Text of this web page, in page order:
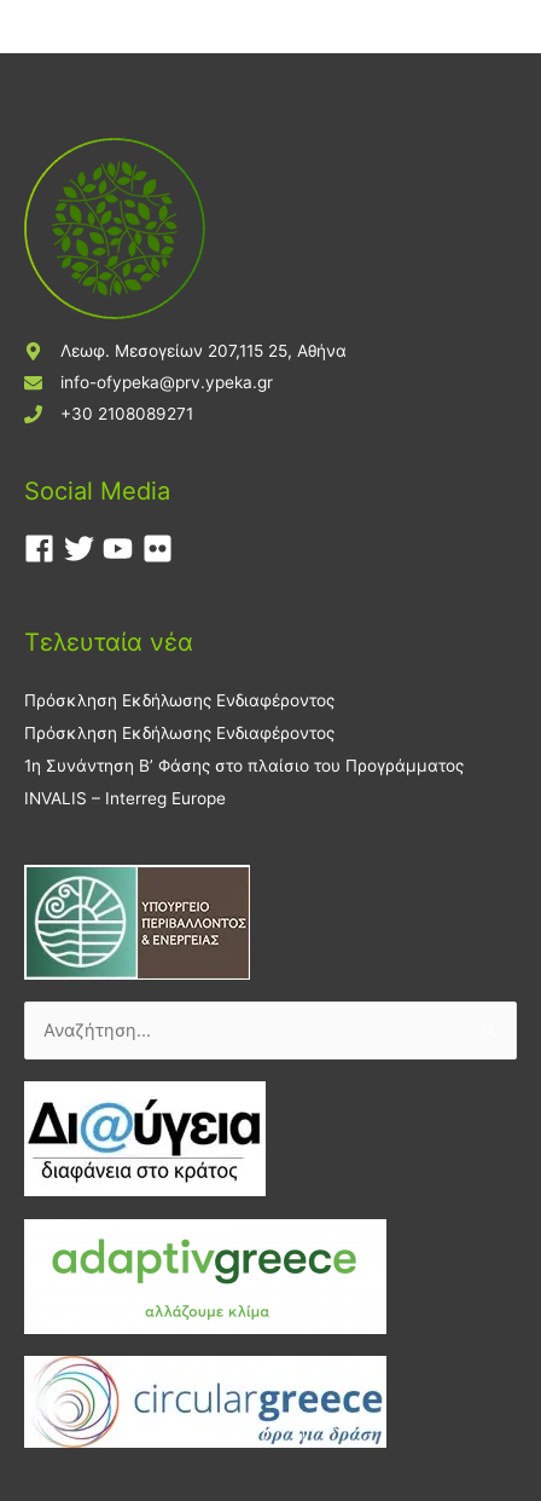
Λεωφ. Μεσογείων 207,115 25, Αθήνα
info-ofypeka@prv.ypeka.gr
+30 2108089271
Social Media
Τελευταία νέα
Πρόσκληση Εκδήλωσης Ενδιαφέροντος
Πρόσκληση Εκδήλωσης Ενδιαφέροντος
1η Συνάντηση Β’ Φάσης στο πλαίσιο του Προγράμματος
INVALIS – Interreg Europe
Αναζήτηση